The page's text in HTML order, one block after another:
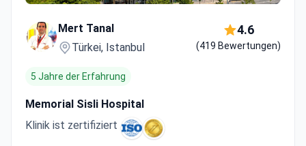
Mert Tanal
Türkei, Istanbul
4.6
(419 Bewertungen)
5 Jahre der Erfahrung
Memorial Sisli Hospital
Klinik ist zertifiziert